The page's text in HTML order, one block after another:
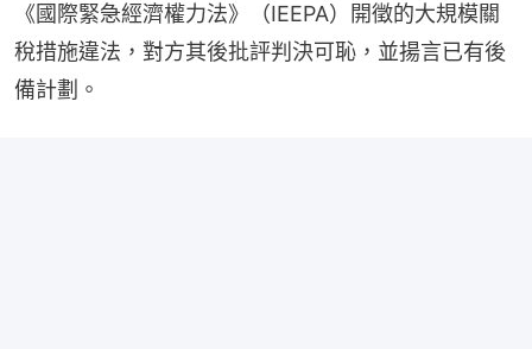
《國際緊急經濟權力法》（IEEPA）開徵的大規模關
稅措施違法，對方其後批評判決可恥，並揚言已有後
備計劃。